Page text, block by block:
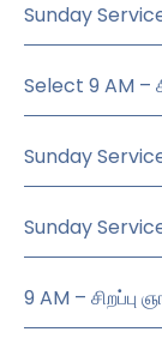
Sunday
Select 9 AM –
Sunday
Sunday
9 AM –